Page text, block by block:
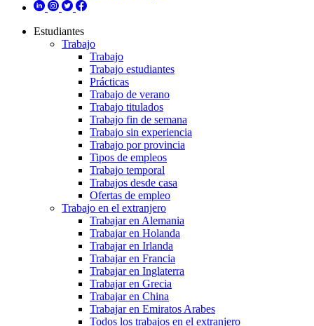
Estudiantes
Trabajo
Trabajo
Trabajo estudiantes
Prácticas
Trabajo de verano
Trabajo titulados
Trabajo fin de semana
Trabajo sin experiencia
Trabajo por provincia
Tipos de empleos
Trabajo temporal
Trabajos desde casa
Ofertas de empleo
Trabajo en el extranjero
Trabajar en Alemania
Trabajar en Holanda
Trabajar en Irlanda
Trabajar en Francia
Trabajar en Inglaterra
Trabajar en Grecia
Trabajar en China
Trabajar en Emiratos Arabes
Todos los trabajos en el extranjero